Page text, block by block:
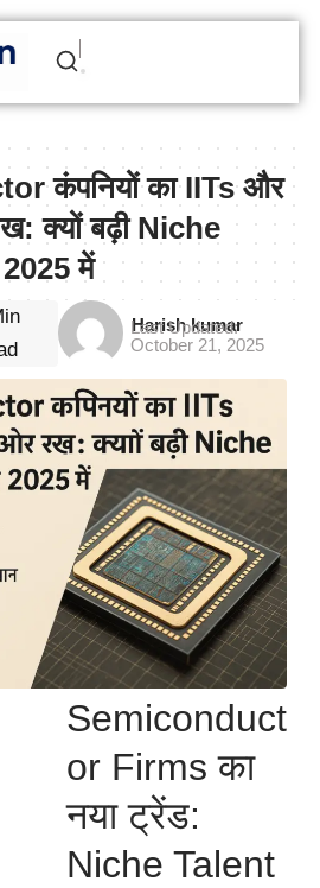
कंपनियों का IITs और
क्यों बढ़ी Niche
में
Harish kumar
Last Updated:
October 21, 2025
Semiconduct
or Firms का
नया ट्रेंड:
Niche Talent